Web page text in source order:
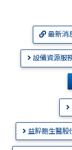
最新消
設備資源服
益肸胞生醫股